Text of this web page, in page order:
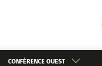
CONFÉRENCE OUEST